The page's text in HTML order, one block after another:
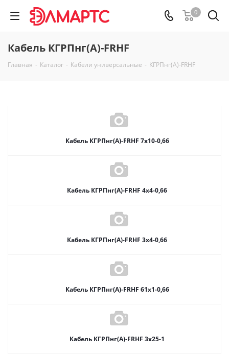
0
Кабель КГРПнг(А)-FRHF
Главная - Каталог - Кабели универсальные - КГРПнг(А)-FRHF
Кабель КГРПнг(А)-FRHF 7х10-0,66
Кабель КГРПнг(А)-FRHF 4х4-0,66
Кабель КГРПнг(А)-FRHF 3х4-0,66
Кабель КГРПнг(А)-FRHF 61х1-0,66
Кабель КГРПнг(А)-FRHF 3х25-1